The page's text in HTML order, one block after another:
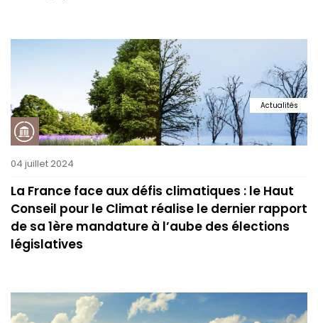
Actualités
04 juillet 2024
La France face aux défis climatiques : le Haut
Conseil pour le Climat réalise le dernier rapport
de sa 1ère mandature à l’aube des élections
législatives